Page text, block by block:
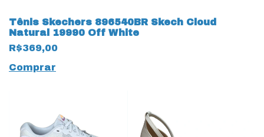
Tênis Skechers 896540BR Skech Cloud
Natural 19990 Off White
R$369,00
Comprar